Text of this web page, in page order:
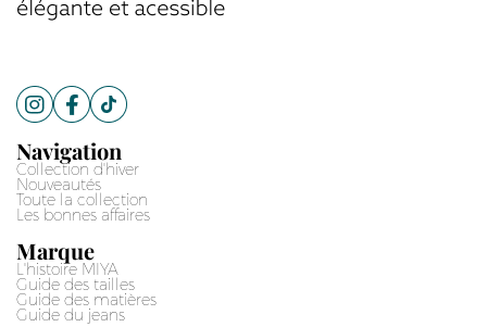
Navigation
Collection d'hiver
Nouveautés
Toute la collection
Les bonnes affaires
Marque
L'histoire MIYA
Guide des tailles
Guide des matières
Guide du jeans